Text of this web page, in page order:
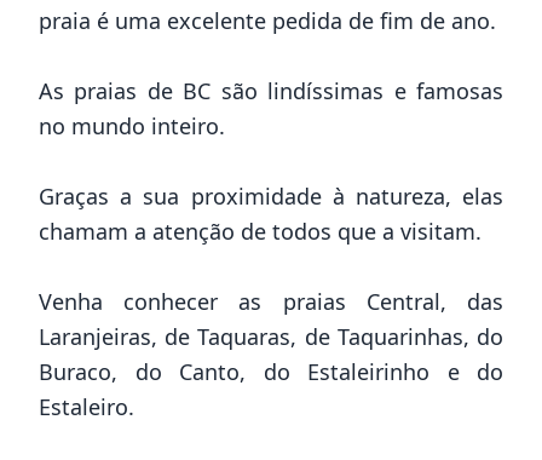
praia é uma excelente pedida de fim de ano.
As praias de BC são lindíssimas e famosas
no mundo inteiro.
Graças a sua proximidade à natureza, elas
chamam a atenção de todos que a visitam.
Venha conhecer as praias Central, das
Laranjeiras, de Taquaras, de Taquarinhas, do
Buraco, do Canto, do Estaleirinho e do
Estaleiro.